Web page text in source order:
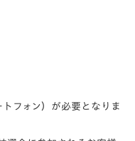
フォン）が必要となりま